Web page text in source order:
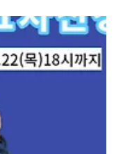
방법 ㅇ PC 신청 - 한국
학금 신청하기 ㅇ 모바일
등대 기부장학금 신청하